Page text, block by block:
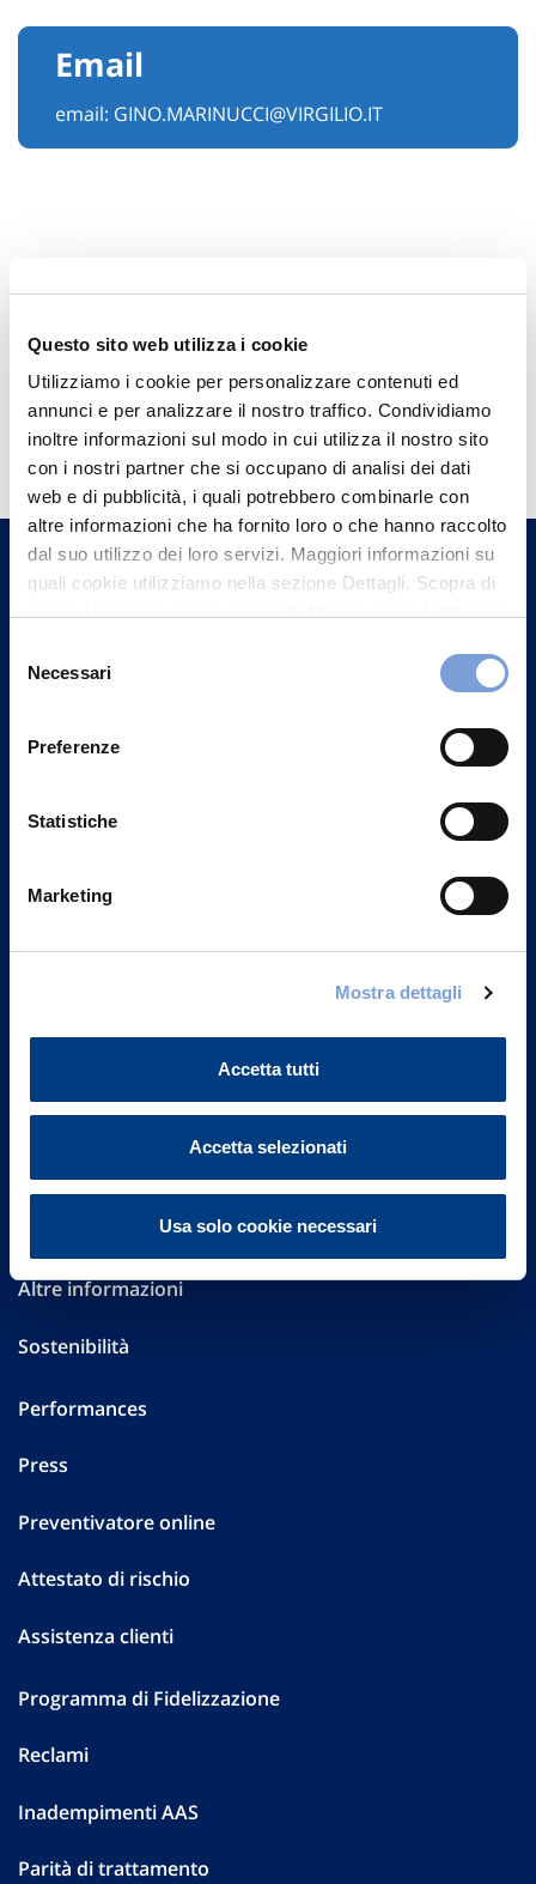
Questo sito web utilizza i cookie
Utilizziamo i cookie per personalizzare contenuti ed
annunci e per analizzare il nostro traffico. Condividiamo
inoltre informazioni sul modo in cui utilizza il nostro sito
con i nostri partner che si occupano di analisi dei dati
web e di pubblicità, i quali potrebbero combinarle con
altre informazioni che ha fornito loro o che hanno raccolto
dal suo utilizzo dei loro servizi. Maggiori informazioni su
quali cookie utilizziamo nella sezione Dettagli. Scopra di
può trovare nel footer del sito nella sezione "Informativa
delNecessari
Preferenze
Statistiche
Marketing
Mostra dettagli
Accetta tutti
Accetta selezionati
Usa solo cookie necessari
Email
email: GINO.MARINUCCI@VIRGILIO.IT
Hai bisogno di
informazioni?
Trova l'Agenzia più vicina a te e parla con
un nostro Agente.
FAQ
Governance
Investor Relations
Altre informazioni
Sostenibilità
Performances
Press
Preventivatore online
Attestato di rischio
Assistenza clienti
Programma di Fidelizzazione
Reclami
Inadempimenti AAS
Parità di trattamento